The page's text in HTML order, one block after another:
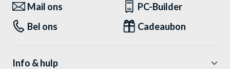
Mail ons
PC-Builder
Bel ons
Cadeaubon
Info & hulp